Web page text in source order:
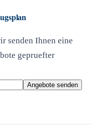
senden Ihnen eine
gepruefter
Angebote senden